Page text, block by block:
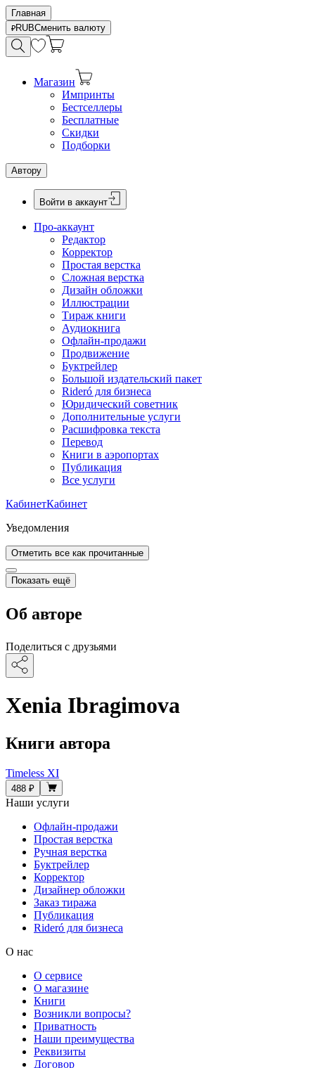
Главная
RUBСменить валюту
Магазин
Импринты
Бестселлеры
Бесплатные
Скидки
Подборки
Автору
Войти в аккаунт
Про-аккаунт
Редактор
Корректор
Простая верстка
Сложная верстка
Дизайн обложки
Иллюстрации
Тираж книги
Аудиокнига
Офлайн-продажи
Продвижение
Буктрейлер
Большой издательский пакет
Rideró для бизнеса
Юридический советник
Дополнительные услуги
Расшифровка текста
Перевод
Книги в аэропортах
Публикация
Все услуги
КабинетКабинет
Уведомления
Отметить все как прочитанные
Показать ещё
Об авторе
Поделиться с друзьями
Xenia Ibragimova
Книги автора
Timeless XI
488 ₽
Наши услуги
Офлайн-продажи
Простая верстка
Ручная верстка
Буктрейлер
Корректор
Дизайнер обложки
Заказ тиража
Публикация
Rideró для бизнеса
О нас
О сервисе
О магазине
Книги
Возникли вопросы?
Приватность
Наши преимущества
Реквизиты
Договор